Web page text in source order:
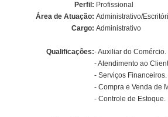
Perfil: Profissional
Área de Atuação: Administrativo/
Cargo: Administrativo
Qualificações:- Auxiliar do Comércio.
- Atendimento ao
- Serviços Financeiros.
- Compra e Venda de
- Controle de Estoque.